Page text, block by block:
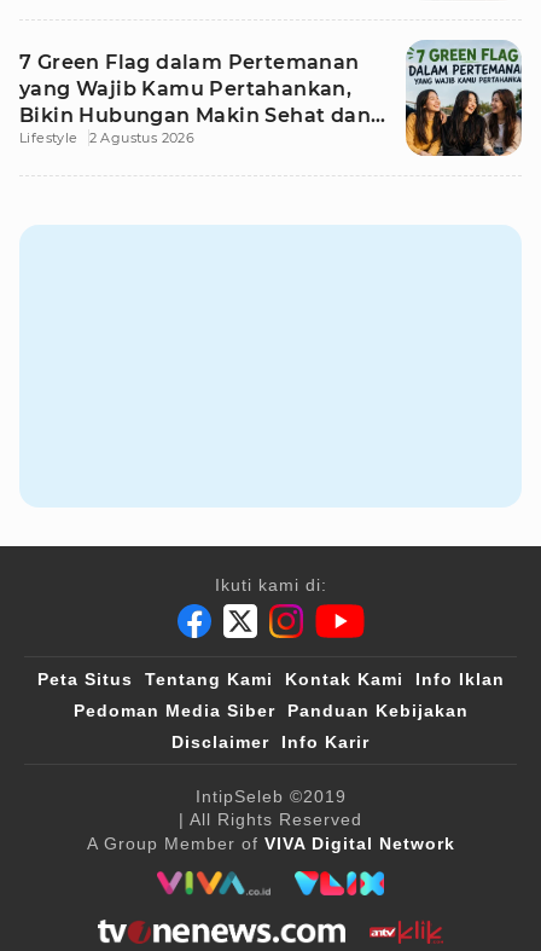
7 Green Flag dalam Pertemanan
yang Wajib Kamu Pertahankan,
Bikin Hubungan Makin Sehat dan
Awet
Lifestyle 2 Agustus 2026
Ikuti kami di:
Peta Situs Tentang Kami Kontak Kami
Info Iklan
Pedoman Media Siber
Panduan Kebijakan
Disclaimer
Info Karir
IntipSeleb ©2019
| All Rights Reserved
A Group Member of VIVA Digital Network